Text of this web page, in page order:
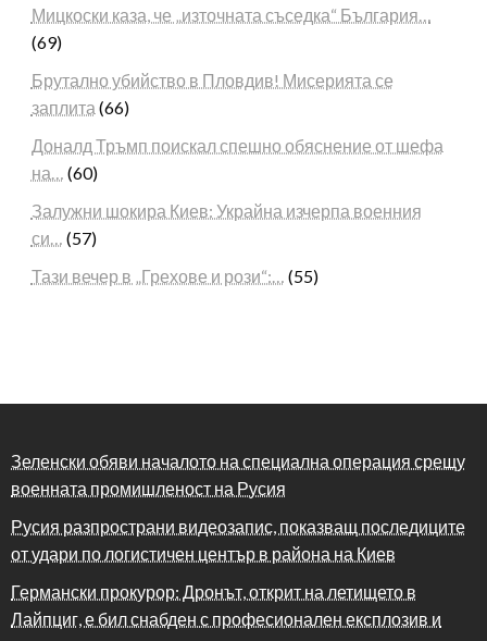
Мицкоски каза, че „източната съседка“ България…
(69)
Брутално убийство в Пловдив! Мисерията се
заплита (66)
Доналд Тръмп поискал спешно обяснение от шефа
на… (60)
Залужни шокира Киев: Украйна изчерпа военния
си… (57)
Тази вечер в „Грехове и рози“:… (55)
Зеленски обяви началото на специална операция срещу
военната промишленост на Русия
Русия разпространи видеозапис, показващ последиците
от удари по логистичен център в района на Киев
Германски прокурор: Дронът, открит на летището в
Лайпциг, е бил снабден с професионален експлозив и